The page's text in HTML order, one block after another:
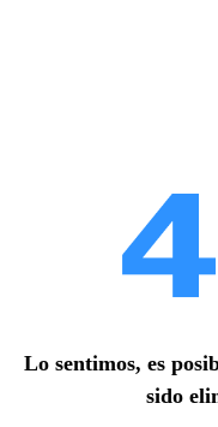
Lo sentimos, es
sido